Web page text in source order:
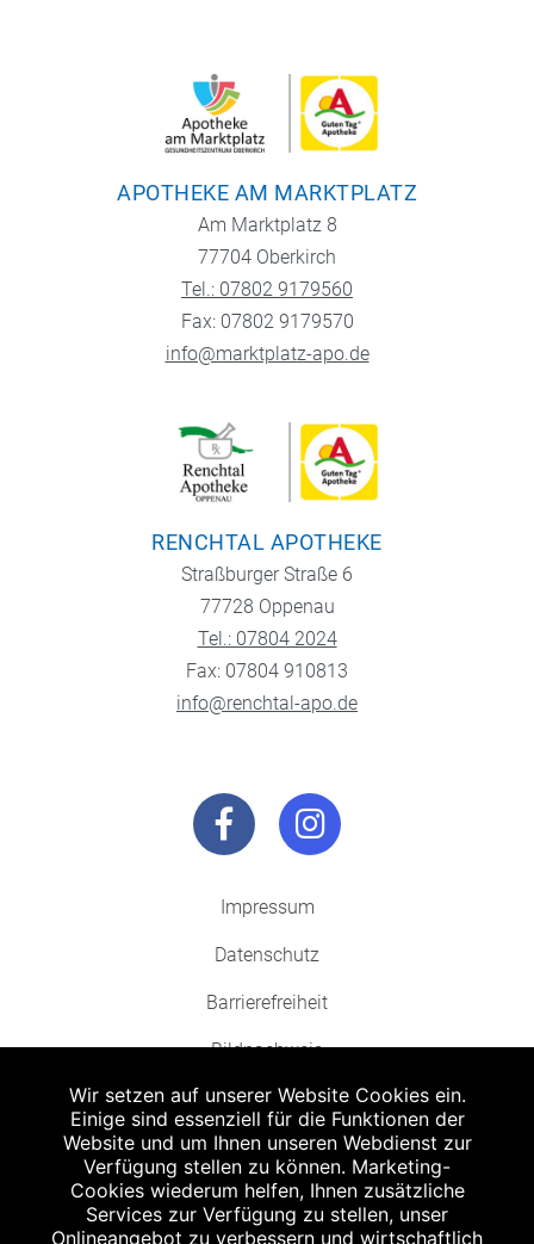
APOTHEKE AM MARKTPLATZ
Am Marktplatz 8
77704 Oberkirch
Tel.: 07802 9179560
Fax: 07802 9179570
info@marktplatz-apo.de
RENCHTAL APOTHEKE
Straßburger Straße 6
77728 Oppenau
Tel.: 07804 2024
Fax: 07804 910813
info@renchtal-apo.de
Impressum
Datenschutz
Barrierefreiheit
Bildnachweis
Abgabe in haushaltsüblichen Mengen, solange der Vorrat reicht. Für Druck-
und Satzfehler keine Haftung.
Zu Risiken und Nebenwirkungen lesen Sie die Packungsbeilage und fragen
Wir setzen auf unserer Website Cookies ein.
Einige sind essenziell für die Funktionen der
Website und um Ihnen unseren Webdienst zur
Verfügung stellen zu können. Marketing-
Cookies wiederum helfen, Ihnen zusätzliche
Services zur Verfügung zu stellen, unser
Onlineangebot zu verbessern und wirtschaftlich